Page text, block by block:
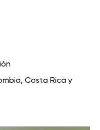
Costa Rica y